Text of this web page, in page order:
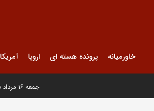
خاورمیانه پرونده هسته ای اروپا آمریکا
جمعه ۱۶ مرداد ۱۴۰۵